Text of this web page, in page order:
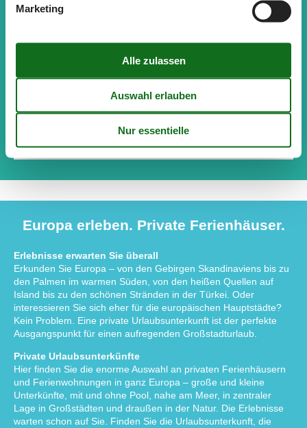
Private Ferienhäuser in Kroatien
Europa erleben. Private Ferienhäuser.
Erlebnisse erwarten Sie überall
Erkunden Sie Europa – von den Gebirgen Skandinaviens bis zu
den Palmen im warmen Süden, von den heißen Quellen auf
Island bis zu den schönen Stränden in der Türkei. Oder
interessieren Sie sich eher für die europäischen Hauptstädte?
Kein Problem. Eine private Urlaubsunterkunft ist der perfekte
Ausgangspunkt für einen aufregenden Großstadturlaub.
Private Urlaubsunterkünfte
Hier finden Sie die enorme Auswahl an privaten Ferienhäusern
und Ferienwohnungen in ganz Europa – große und kleine
Unterkünfte, mit und ohne Pool, nahe am Meer, in zentraler
Lage in Großstädten und draußen in der Natur. Die Erlebnisse
warten schon auf Sie. Finden Sie die Urlaubsunterkunft, die
Marketing